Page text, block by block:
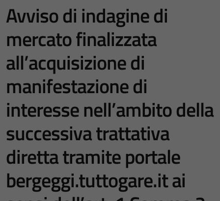
Avviso di indagine di
mercato finalizzata
all’acquisizione di
manifestazione di
interesse nell’ambito della
successiva trattativa
diretta tramite portale
bergeggi.tuttogare.it ai